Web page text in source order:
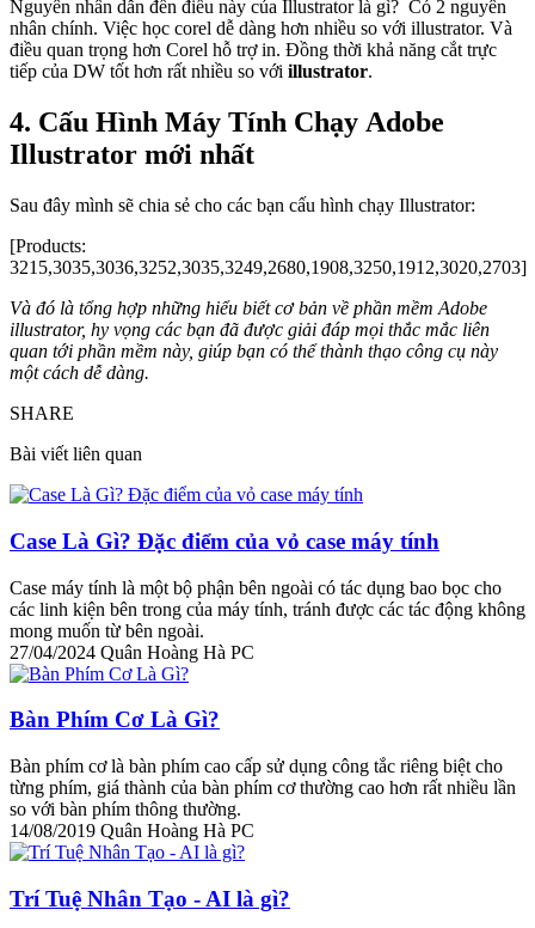
Nguyên nhân dẫn đến điều này của Illustrator là gì? Có 2 nguyên
nhân chính. Việc học corel dễ dàng hơn nhiều so với illustrator. Và
điều quan trọng hơn Corel hỗ trợ in. Đồng thời khả năng cắt trực
tiếp của DW tốt hơn rất nhiều so với illustrator.
4. Cấu Hình Máy Tính Chạy Adobe
Illustrator mới nhất
Sau đây mình sẽ chia sẻ cho các bạn cấu hình chạy Illustrator:
[Products:
3215,3035,3036,3252,3035,3249,2680,1908,3250,1912,3020,2703]
Và đó là tổng hợp những hiểu biết cơ bản về phần mềm Adobe
illustrator, hy vọng các bạn đã được giải đáp mọi thắc mắc liên
quan tới phần mềm này, giúp bạn có thể thành thạo công cụ này
một cách dễ dàng.
SHARE
Bài viết liên quan
Case Là Gì? Đặc điểm của vỏ case máy tính
Case máy tính là một bộ phận bên ngoài có tác dụng bao bọc cho
các linh kiện bên trong của máy tính, tránh được các tác động không
mong muốn từ bên ngoài.
27/04/2024 Quân Hoàng Hà PC
Bàn Phím Cơ Là Gì?
Bàn phím cơ là bàn phím cao cấp sử dụng công tắc riêng biệt cho
từng phím, giá thành của bàn phím cơ thường cao hơn rất nhiều lần
so với bàn phím thông thường.
14/08/2019 Quân Hoàng Hà PC
Trí Tuệ Nhân Tạo - AI là gì?